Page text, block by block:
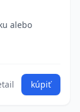
alebo
kúpiť